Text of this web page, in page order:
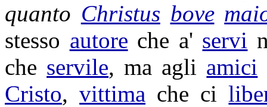
quanto Christus bove
stesso autore che a' servi
che servile, ma agli amici
Cristo,vittima che ci